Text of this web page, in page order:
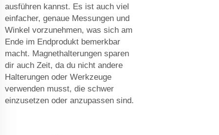
ausführen kannst. Es ist auch viel
einfacher, genaue Messungen und
Winkel vorzunehmen, was sich am
Ende im Endprodukt bemerkbar
macht. Magnethalterungen sparen
dir auch Zeit, da du nicht andere
Halterungen oder Werkzeuge
verwenden musst, die schwer
einzusetzen oder anzupassen sind.